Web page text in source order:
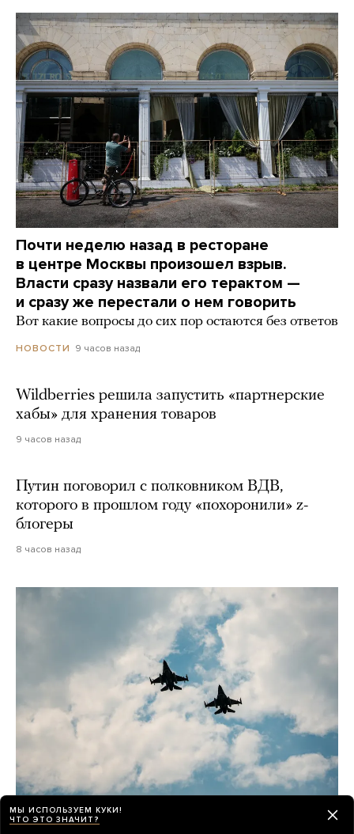
Почти неделю назад в ресторане
в центре Москвы произошел взрыв.
Власти сразу назвали его терактом —
и сразу же перестали о нем говорить
Вот какие вопросы до сих пор остаются без ответов
НОВОСТИ 9 часов назад
Wildberries решила запустить «партнерские
хабы» для хранения товаров
9 часов назад
Путин поговорил с полковником ВДВ,
которого в прошлом году «похоронили» z-
блогеры
8 часов назад
Война
МЫ ИСПОЛЬЗУЕМ КУКИ!
ЧТО ЭТО ЗНАЧИТ?